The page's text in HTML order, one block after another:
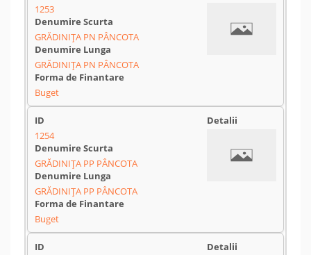
1253
GRĂDINIŢA PN PÂNCOTA
GRĂDINIŢA PN PÂNCOTA
Buget
1254
GRĂDINIŢA PP PÂNCOTA
GRĂDINIŢA PP PÂNCOTA
Buget